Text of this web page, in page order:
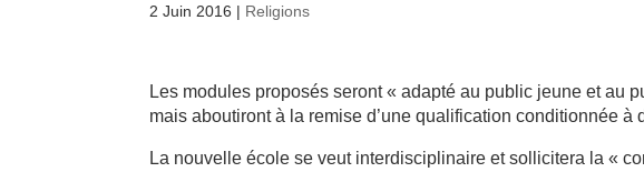
2 Juin 2016 | Religions
Les modules proposés seront « adapté au public jeune et au
mais aboutiront à la remise d’une qualification conditionnée à
La nouvelle école se veut interdisciplinaire et sollicitera la «